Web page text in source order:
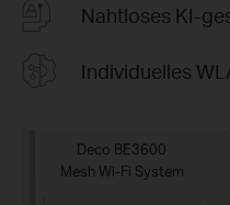
Nahtloses
Individuelles
Deco BE3600
Mesh Wi‑Fi System